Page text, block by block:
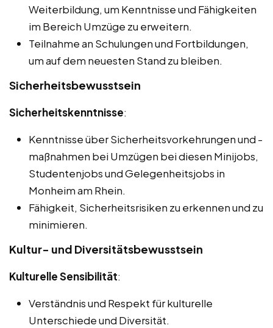
Weiterbildung, um Kenntnisse und Fähigkeiten
im Bereich Umzüge zu erweitern.
Teilnahme an Schulungen und Fortbildungen,
um auf dem neuesten Stand zu bleiben.
Sicherheitsbewusstsein
Sicherheitskenntnisse:
Kenntnisse über Sicherheitsvorkehrungen und -
maßnahmen bei Umzügen bei diesen Minijobs,
Studentenjobs und Gelegenheitsjobs in
Monheim am Rhein.
Fähigkeit, Sicherheitsrisiken zu erkennen und zu
minimieren.
Kultur- und Diversitätsbewusstsein
Kulturelle Sensibilität:
Verständnis und Respekt für kulturelle
Unterschiede und Diversität.